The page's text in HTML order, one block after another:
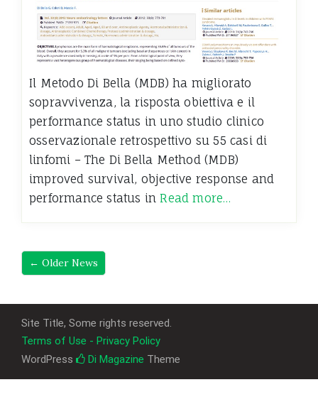
Il Metodo Di Bella (MDB) ha migliorato
sopravvivenza, la risposta obiettiva e il
performance status in uno studio clinico
osservazionale retrospettivo su 55 casi di
linfomi – The Di Bella Method (MDB)
improved survival, objective response and
performance status inRead more…
← Older News
Site Title, Some rights reserved.
Terms of Use - Privacy Policy
WordPress
Di Magazine Theme